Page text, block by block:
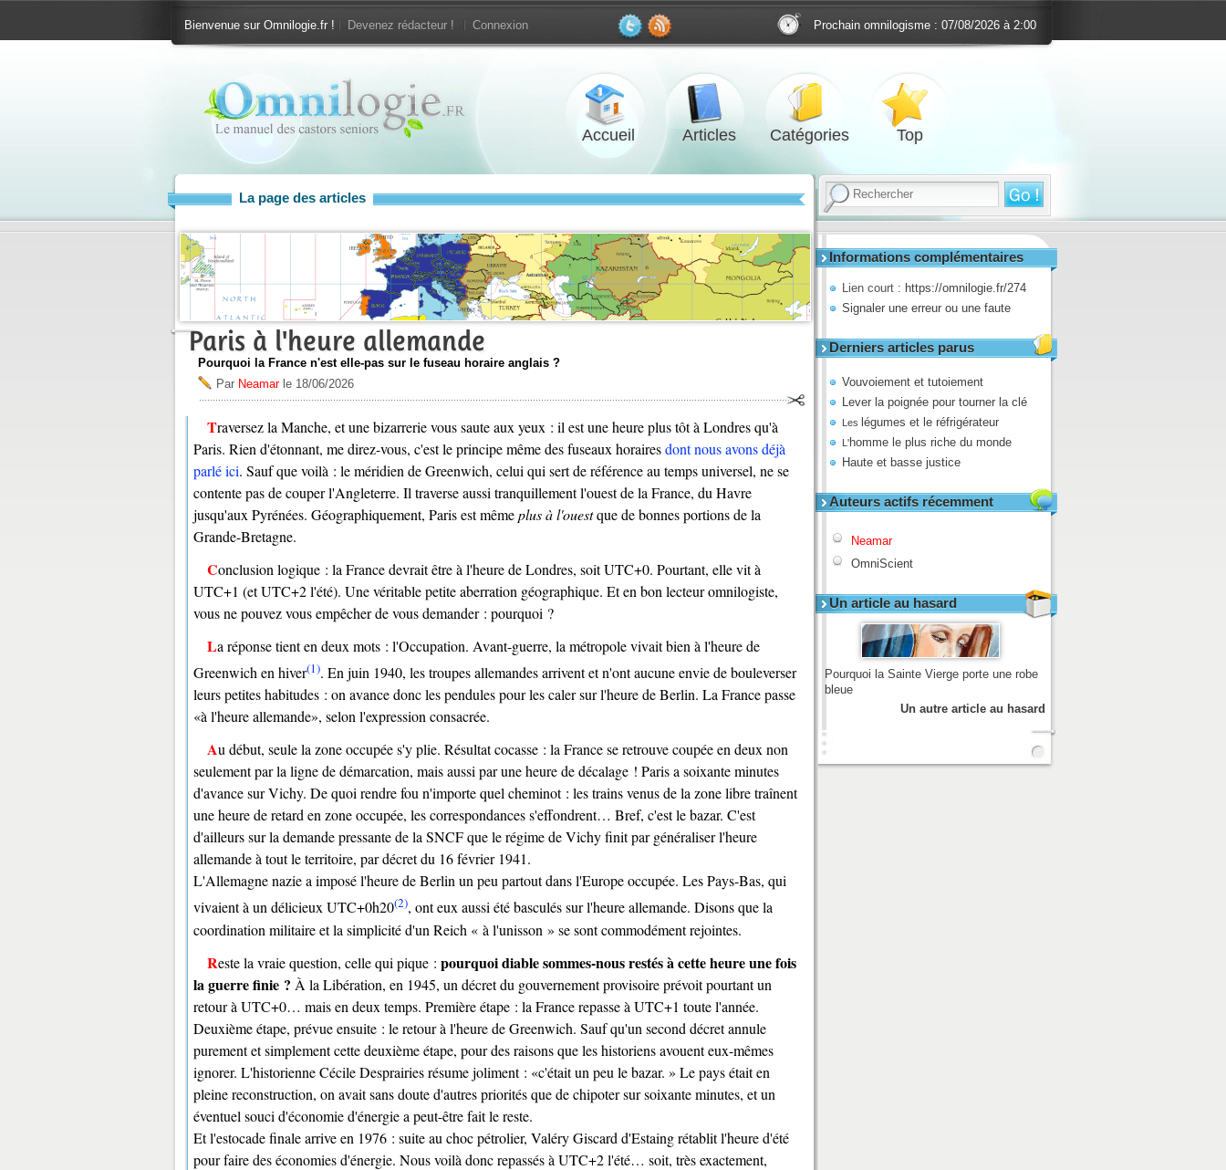
Bienvenue sur Omnilogie.fr ! Devenez rédacteur ! Connexion Prochain omnilogisme : 07/08/2026 à 2:00
Accueil Articles Catégories Top
Informations complémentaires
Lien court : https://omnilogie.fr/274
Signaler une erreur ou une faute
Derniers articles parus
Vouvoiement et tutoiement
Lever la poignée pour tourner la clé
Les légumes et le réfrigérateur
L'homme le plus riche du monde
Haute et basse justice
Auteurs actifs récemment
Neamar
OmniScient
Un article au hasard
Pourquoi la Sainte Vierge porte une robe
bleue
Un autre article au hasard
La page des articles
Paris à l'heure allemande
Pourquoi la France n'est elle-pas sur le fuseau horaire anglais ?
Par Neamarle 18/06/2026
Traversez la Manche, et une bizarrerie vous saute aux yeux : il est une heure plus tôt à Londres qu'à
Paris. Rien d'étonnant, me direz-vous, c'est le principe même des fuseaux horairesdont nous avons déjà
parlé ici. Sauf que voilà : le méridien de Greenwich, celui qui sert de référence au temps universel, ne se
contente pas de couper l'Angleterre. Il traverse aussi tranquillement l'ouest de la France, du Havre
jusqu'aux Pyrénées. Géographiquement, Paris est mêmeplus à l'ouestque de bonnes portions de la
Grande-Bretagne.
Conclusion logique : la France devrait être à l'heure de Londres, soit UTC+0. Pourtant, elle vit à
UTC+1 (et UTC+2 l'été). Une véritable petite aberration géographique. Et en bon lecteur omnilogiste,
vous ne pouvez vous empêcher de vous demander : pourquoi ?
La réponse tient en deux mots : l'Occupation. Avant-guerre, la métropole vivait bien à l'heure de
Greenwich en hiver(1). En juin 1940, les troupes allemandes arrivent et n'ont aucune envie de bouleverser
leurs petites habitudes : on avance donc les pendules pour les caler sur l'heure de Berlin. La France passe
à l'heure allemande , selon l'expression consacrée.
Au début, seule la zone occupée s'y plie. Résultat cocasse : la France se retrouve coupée en deux non
seulement par la ligne de démarcation, mais aussi par une heure de décalage ! Paris a soixante minutes
d'avance sur Vichy. De quoi rendre fou n'importe quel cheminot : les trains venus de la zone libre traînent
une heure de retard en zone occupée, les correspondances s'effondrent… Bref, c'est le bazar. C'est
d'ailleurs sur la demande pressante de la SNCF que le régime de Vichy finit par généraliser l'heure
allemande à tout le territoire, par décret du 16 février 1941.
L'Allemagne nazie a imposé l'heure de Berlin un peu partout dans l'Europe occupée. Les Pays-Bas, qui
vivaient à un délicieux UTC+0h20(2), ont eux aussi été basculés sur l'heure allemande. Disons que la
coordination militaire et la simplicité d'un Reich « à l'unisson » se sont commodément rejointes.
Reste la vraie question, celle qui pique : pourquoi diable sommes-nous restés à cette heure une fois
la guerre finie ? À la Libération, en 1945, un décret du gouvernement provisoire prévoit pourtant un
retour à UTC+0… mais en deux temps. Première étape : la France repasse à UTC+1 toute l'année.
Deuxième étape, prévue ensuite : le retour à l'heure de Greenwich. Sauf qu'un second décret annule
purement et simplement cette deuxième étape, pour des raisons que les historiens avouent eux-mêmes
ignorer. L'historienne Cécile Desprairies résume joliment :
c'était un peu le bazar.
Le pays était en
pleine reconstruction, on avait sans doute d'autres priorités que de chipoter sur soixante minutes, et un
éventuel souci d'économie d'énergie a peut-être fait le reste.
Et l'estocade finale arrive en 1976 : suite au choc pétrolier, Valéry Giscard d'Estaing rétablit l'heure d'été
pour faire des économies d'énergie. Nous voilà donc repassés à UTC+2 l'été… soit, très exactement,